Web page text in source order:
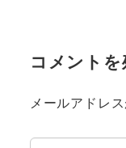
コメント
メールアドレ